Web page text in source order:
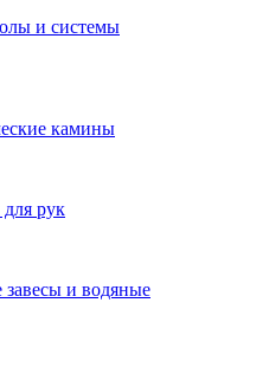
и системы
камины
рук
завесы и водяные